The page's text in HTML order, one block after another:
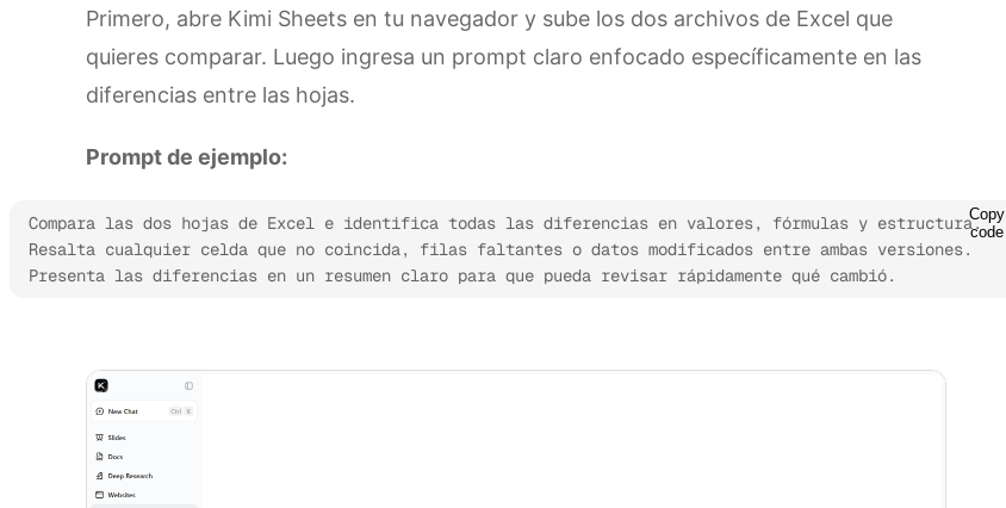
Primero, abre Kimi Sheets en tu navegador y sube los dos archivos de Excel que
quieres comparar. Luego ingresa un prompt claro enfocado específicamente en las
diferencias entre las hojas.
Prompt de ejemplo:
Compara las dos hojas de Excel e identifica todas las diferencias en valores, fórmulas y estructura.
Resalta cualquier celda que no coincida, filas faltantes o datos modificados entre ambas versiones.
Presenta las diferencias en un resumen claro para que pueda revisar rápidamente qué cambió.
Copy
code